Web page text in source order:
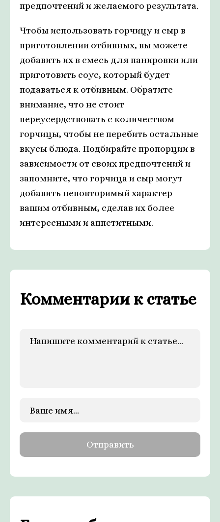
предпочтений и желаемого результата.
Чтобы использовать горчицу и сыр в
приготовлении отбивных, вы можете
добавить их в смесь для панировки или
приготовить соус, который будет
подаваться к отбивным. Обратите
внимание, что не стоит
переусердствовать с количеством
горчицы, чтобы не перебить остальные
вкусы блюда. Подбирайте пропорции в
зависимости от своих предпочтений и
запомните, что горчица и сыр могут
добавить неповторимый характер
вашим отбивным, сделав их более
интересными и аппетитными.
Комментарии к статье